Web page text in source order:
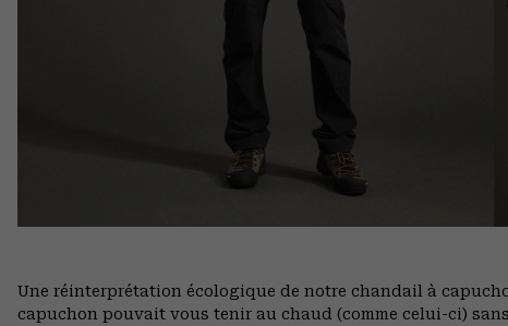
Une réinterprétation écologique de notre chandail à
capuchon pouvait vous tenir au chaud (comme celui-ci)